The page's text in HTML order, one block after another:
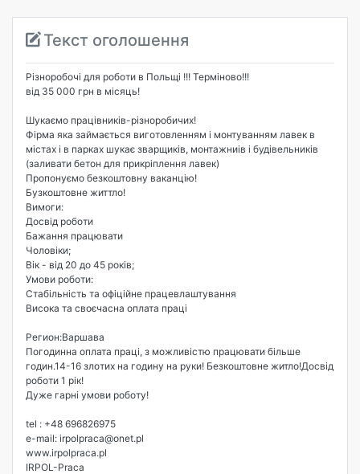
Текст оголошення
Різноробочі для роботи в Польщі !!! Терміново!!!
від 35 000 грн в місяць!
Шукаємо працівників-різноробичих!
Фірма яка займається виготовленням і монтуванням лавек в
містах і в парках шукає зварщиків, монтажниів і будівельників
(заливати бетон для прикріплення лавек)
Пропонуємо безкоштовну ваканцію!
Бузкоштовне життло!
Вимоги:
Досвід роботи
Бажання працювати
Чоловіки;
Вік - від 20 до 45 років;
Умови роботи:
Стабільність та офіційне працевлаштування
Висока та своєчасна оплата праці
Регион:Варшава
Погодинна оплата праці, з можливістю працювати більше
годин.14-16 злотих на годину на руки! Безкоштовне житло!Досвід
роботи 1 рік!
Дуже гарні умови роботу!
tel : +48 696826975
e-mail: irpolpraca@onet.pl
www.irpolpraca.pl
IRPOL-Praca